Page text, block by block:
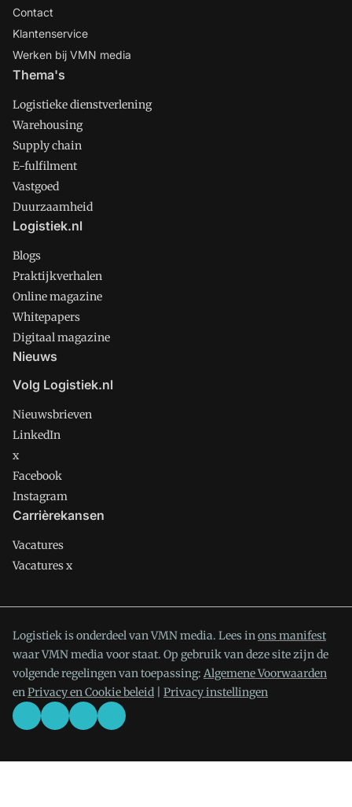
Contact
Klantenservice
Werken bij VMN media
Thema's
Logistieke dienstverlening
Warehousing
Supply chain
E-fulfilment
Vastgoed
Duurzaamheid
Logistiek.nl
Blogs
Praktijkverhalen
Online magazine
Whitepapers
Digitaal magazine
Nieuws
Volg Logistiek.nl
Nieuwsbrieven
LinkedIn
x
Facebook
Instagram
Carrièrekansen
Vacatures
Vacatures x
Logistiek is onderdeel van VMN media. Lees inons manifest
waar VMN media voor staat. Op gebruik van deze site zijn de
volgende regelingen van toepassing: Algemene Voorwaarden
enPrivacy en Cookie beleid Privacy instellingen